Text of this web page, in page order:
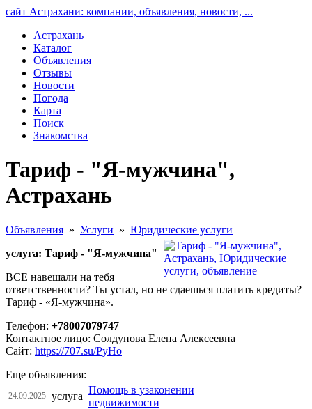
сайт Астрахани: компании, объявления, новости, ...
Астрахань
Каталог
Объявления
Отзывы
Новости
Погода
Карта
Поиск
Знакомства
Тариф - "Я-мужчина",
Астрахань
Объявления » Услуги » Юридические услуги
услуга: Тариф - "Я-мужчина"
ВСЕ навешали на тебя
ответственности? Ты устал, но не сдаешься платить кредиты?
Тариф - «Я-мужчина».
Телефон: +78007079747
Контактное лицо: Солдунова Елена Алексеевна
Сайт: https://707.su/PyHo
Еще объявления:
24.09.2025 услуга
Помощь в узаконении
недвижимости